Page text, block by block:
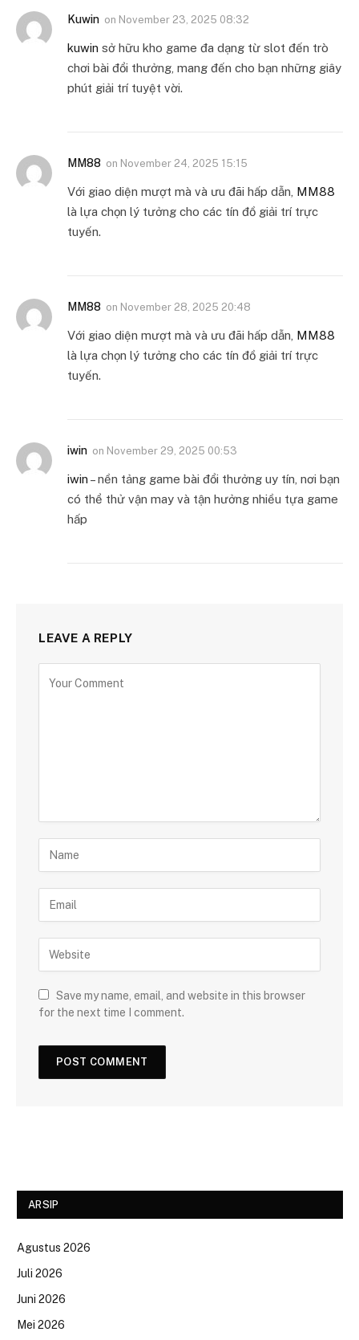
Kuwin on November 23, 2025 08:32
kuwin sở hữu kho game đa dạng từ slot đến trò
chơi bài đổi thưởng, mang đến cho bạn những giây
phút giải trí tuyệt vời.
MM88 on November 24, 2025 15:15
Với giao diện mượt mà và ưu đãi hấp dẫn, MM88
là lựa chọn lý tưởng cho các tín đồ giải trí trực
tuyến.
MM88 on November 28, 2025 20:48
Với giao diện mượt mà và ưu đãi hấp dẫn, MM88
là lựa chọn lý tưởng cho các tín đồ giải trí trực
tuyến.
iwin on November 29, 2025 00:53
iwin – nền tảng game bài đổi thưởng uy tín, nơi bạn
có thể thử vận may và tận hưởng nhiều tựa game
hấp
LEAVE A REPLY
Save my name, email, and website in this browser
for the next time I comment.
ARSIP
Agustus 2026
Juli 2026
Juni 2026
Mei 2026